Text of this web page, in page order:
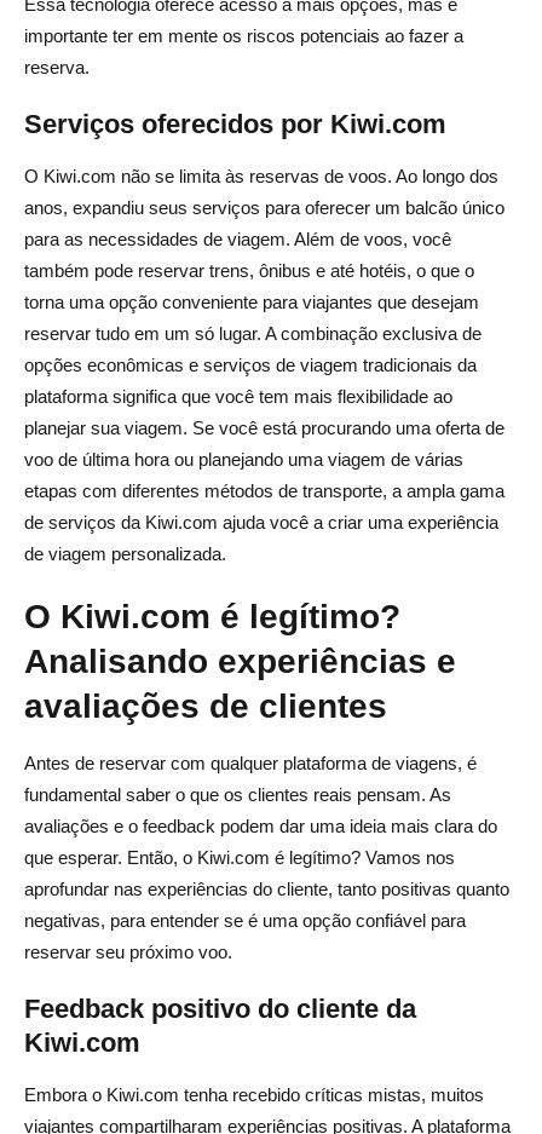
Essa tecnologia oferece acesso a mais opções, mas é
importante ter em mente os riscos potenciais ao fazer a
reserva.
Serviços oferecidos por Kiwi.com
O Kiwi.com não se limita às reservas de voos. Ao longo dos
anos, expandiu seus serviços para oferecer um balcão único
para as necessidades de viagem. Além de voos, você
também pode reservar trens, ônibus e até hotéis, o que o
torna uma opção conveniente para viajantes que desejam
reservar tudo em um só lugar. A combinação exclusiva de
opções econômicas e serviços de viagem tradicionais da
plataforma significa que você tem mais flexibilidade ao
planejar sua viagem. Se você está procurando uma oferta de
voo de última hora ou planejando uma viagem de várias
etapas com diferentes métodos de transporte, a ampla gama
de serviços da Kiwi.com ajuda você a criar uma experiência
de viagem personalizada.
O Kiwi.com é legítimo?
Analisando experiências e
avaliações de clientes
Antes de reservar com qualquer plataforma de viagens, é
fundamental saber o que os clientes reais pensam. As
avaliações e o feedback podem dar uma ideia mais clara do
que esperar. Então, o Kiwi.com é legítimo? Vamos nos
aprofundar nas experiências do cliente, tanto positivas quanto
negativas, para entender se é uma opção confiável para
reservar seu próximo voo.
Feedback positivo do cliente da
Kiwi.com
Embora o Kiwi.com tenha recebido críticas mistas, muitos
viajantes compartilharam experiências positivas. A plataforma